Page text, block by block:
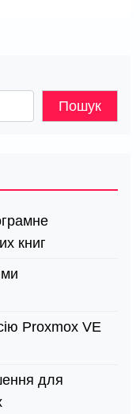
Пошук
книг
Proxmox VE
для